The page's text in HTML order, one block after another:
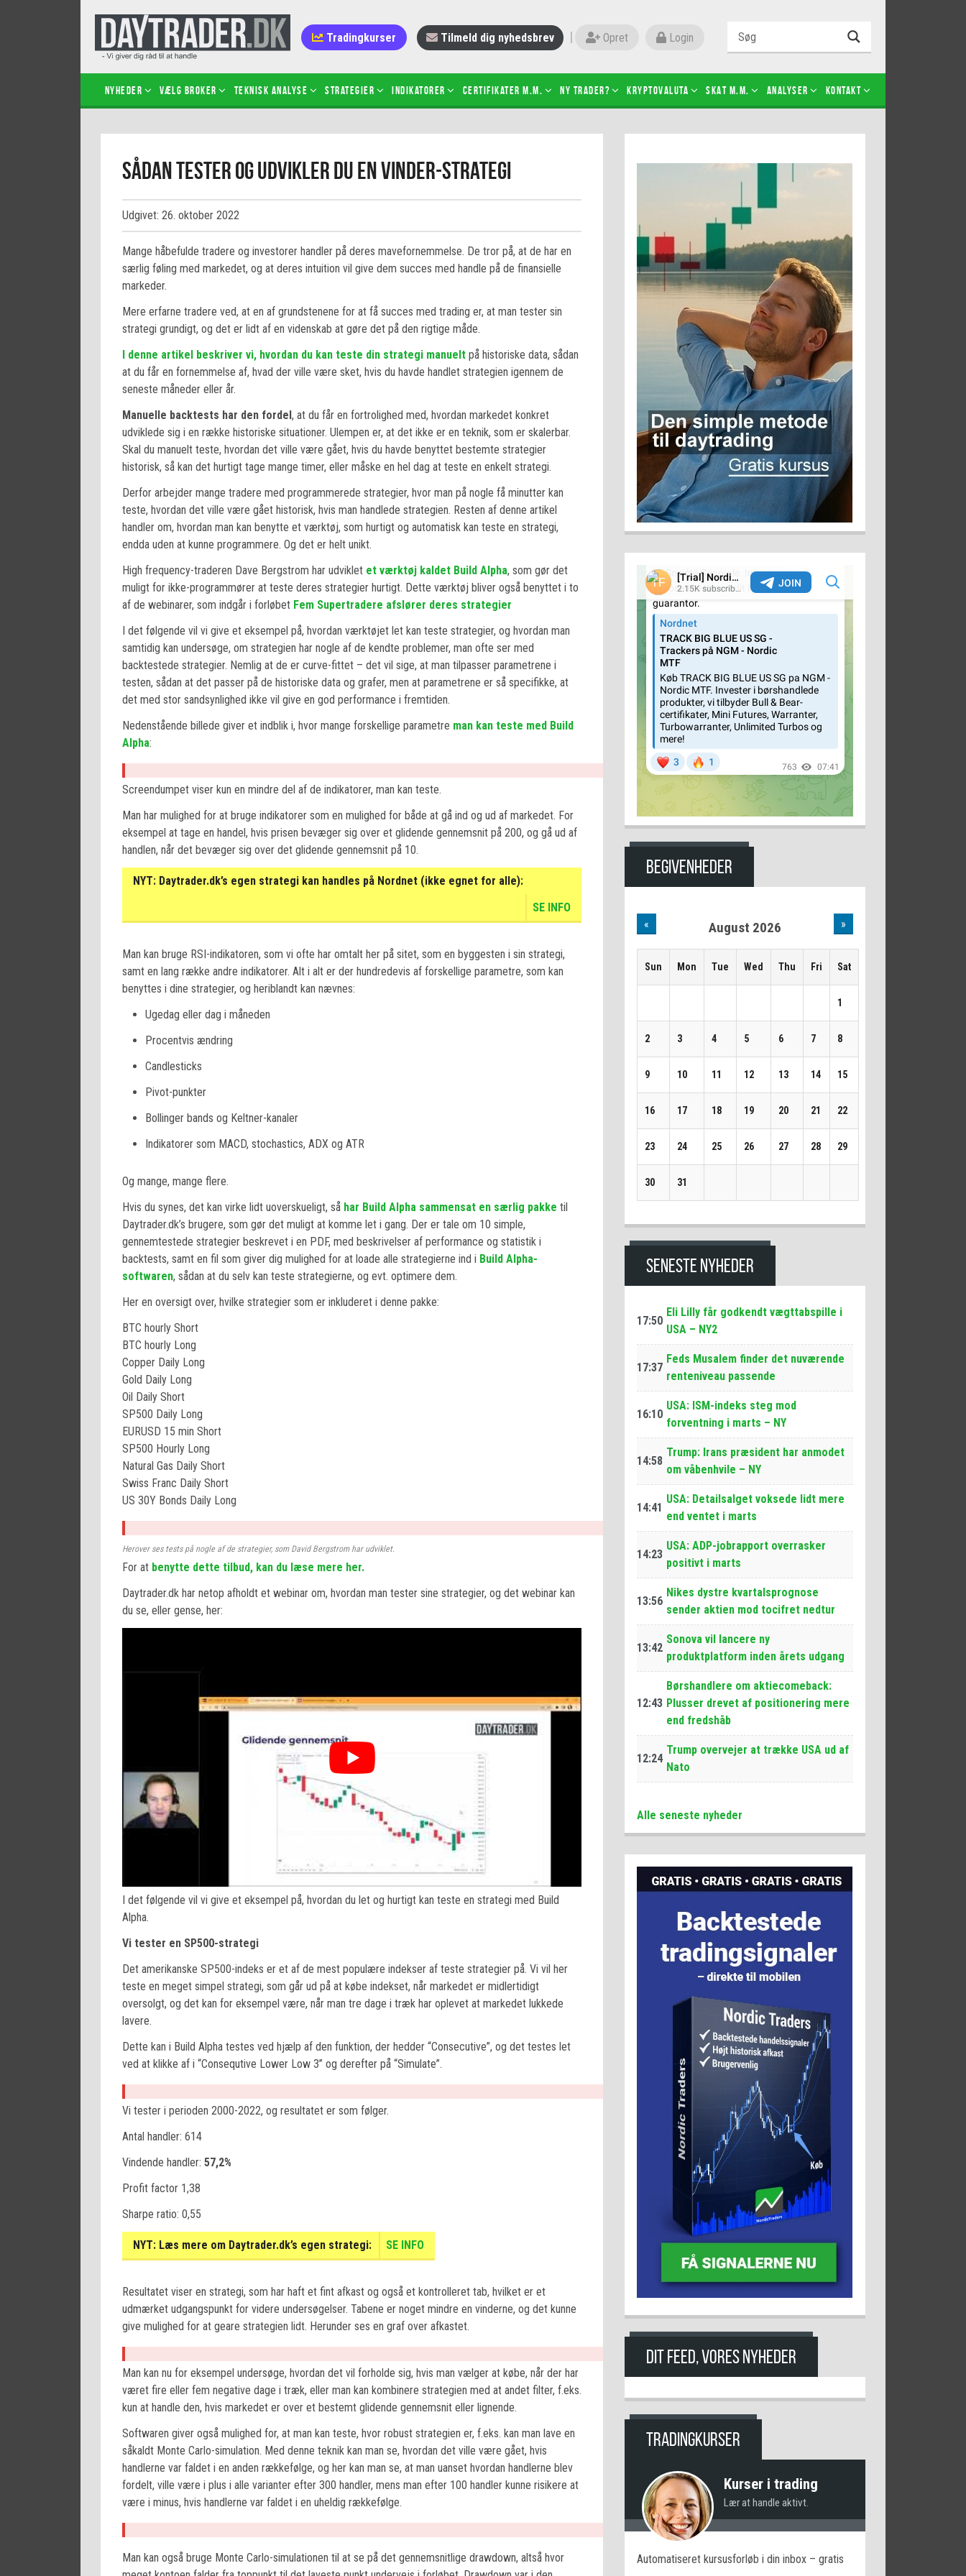
Tradingkurser Tilmeld dig nyhedsbrev Opret Login
Nyheder Vælg broker Teknisk analyse Strategier Indikatorer Certifikater m.m. Ny trader?
Kopiér de bedste tradere og
investorer
Sådan bruges stop-loss
Sådan fungerer BULL & BEAR-
certifikater
Det betyder de nye ESMA-regler
Gearing af aktier – hvad er det?
Futures-kontrakter
Kopier Jeppe Kirk Bonde
Kryptovaluta SKAT m.m. Analyser Kontakt
Sådan tester og udvikler du en vinder-strategi
Udgivet: 26. oktober 2022
Mange håbefulde tradere og investorer handler på deres mavefornemmelse. De tror på, at de har en
særlig føling med markedet, og at deres intuition vil give dem succes med handle på de finansielle
markeder.
Mere erfarne tradere ved, at en af grundstenene for at få succes med trading er, at man tester sin
strategi grundigt, og det er lidt af en videnskab at gøre det på den rigtige måde.
I denne artikel beskriver vi, hvordan du kan teste din strategi manuelt på historiske data, sådan
at du får en fornemmelse af, hvad der ville være sket, hvis du havde handlet strategien igennem de
seneste måneder eller år.
Manuelle backtests har den fordel , at du får en fortrolighed med, hvordan markedet konkret
udviklede sig i en række historiske situationer. Ulempen er, at det ikke er en teknik, som er skalerbar.
Skal du manuelt teste, hvordan det ville være gået, hvis du havde benyttet bestemte strategier
historisk, så kan det hurtigt tage mange timer, eller måske en hel dag at teste en enkelt strategi.
Derfor arbejder mange tradere med programmerede strategier, hvor man på nogle få minutter kan
teste, hvordan det ville være gået historisk, hvis man handlede strategien. Resten af denne artikel
handler om, hvordan man kan benytte et værktøj, som hurtigt og automatisk kan teste en strategi,
endda uden at kunne programmere. Og det er helt unikt.
High frequency-traderen Dave Bergstrom har udviklet et værktøj kaldet Build Alpha, som gør det
muligt for ikke-programmører at teste deres strategier hurtigt. Dette værktøj bliver også benyttet i to
af de webinarer, som indgår i forløbet Fem Supertradere afslører deres strategier
I det følgende vil vi give et eksempel på, hvordan værktøjet let kan teste strategier, og hvordan man
samtidig kan undersøge, om strategien har nogle af de kendte problemer, man ofte ser med
backtestede strategier. Nemlig at de er curve-fittet – det vil sige, at man tilpasser parametrene i
testen, sådan at det passer på de historiske data og grafer, men at parametrene er så specifikke, at
det med stor sandsynlighed ikke vil give en god performance i fremtiden.
Nedenstående billede giver et indblik i, hvor mange forskellige parametre man kan teste med Build
Alpha:
Screendumpet viser kun en mindre del af de indikatorer, man kan teste.
Man har mulighed for at bruge indikatorer som en mulighed for både at gå ind og ud af markedet. For
eksempel at tage en handel, hvis prisen bevæger sig over et glidende gennemsnit på 200, og gå ud af
handlen, når det bevæger sig over det glidende gennemsnit på 10.
NYT: Daytrader.dk’s egen strategi kan handles på Nordnet (ikke egnet for alle):
SE INFO
Man kan bruge RSI-indikatoren, som vi ofte har omtalt her på sitet, som en byggesten i sin strategi,
samt en lang række andre indikatorer. Alt i alt er der hundredevis af forskellige parametre, som kan
benyttes i dine strategier, og heriblandt kan nævnes:
Ugedag eller dag i måneden
Procentvis ændring
Candlesticks
Pivot-punkter
Bollinger bands og Keltner-kanaler
Indikatorer som MACD, stochastics, ADX og ATR
Og mange, mange flere.
Hvis du synes, det kan virke lidt uoverskueligt, så har Build Alpha sammensat en særlig pakke til
Daytrader.dk’s brugere, som gør det muligt at komme let i gang. Der er tale om 10 simple,
gennemtestede strategier beskrevet i en PDF, med beskrivelser af performance og statistik i
backtests, samt en fil som giver dig mulighed for at loade alle strategierne ind i Build Alpha-
softwaren, sådan at du selv kan teste strategierne, og evt. optimere dem.
Her en oversigt over, hvilke strategier som er inkluderet i denne pakke:
BTC hourly Short
BTC hourly Long
Copper Daily Long
Gold Daily Long
Oil Daily Short
SP500 Daily Long
EURUSD 15 min Short
SP500 Hourly Long
Natural Gas Daily Short
Swiss Franc Daily Short
US 30Y Bonds Daily Long
Herover ses tests på nogle af de strategier, som David Bergstrom har udviklet.
For at benytte dette tilbud, kan du læse mere her.
Daytrader.dk har netop afholdt et webinar om, hvordan man tester sine strategier, og det webinar kan
du se, eller gense, her:
I det følgende vil vi give et eksempel på, hvordan du let og hurtigt kan teste en strategi med Build
Alpha.
Vi tester en SP500-strategi
Det amerikanske SP500-indeks er et af de mest populære indekser af teste strategier på. Vi vil her
teste en meget simpel strategi, som går ud på at købe indekset, når markedet er midlertidigt
oversolgt, og det kan for eksempel være, når man tre dage i træk har oplevet at markedet lukkede
lavere.
Dette kan i Build Alpha testes ved hjælp af den funktion, der hedder “Consecutive”, og det testes let
ved at klikke af i “Consequtive Lower Low 3” og derefter på “Simulate”.
Vi tester i perioden 2000-2022, og resultatet er som følger.
Antal handler: 614
Vindende handler: 57,2%
Profit factor 1,38
Sharpe ratio: 0,55
NYT: Læs mere om Daytrader.dk’s egen strategi: SE INFO
Resultatet viser en strategi, som har haft et fint afkast og også et kontrolleret tab, hvilket er et
udmærket udgangspunkt for videre undersøgelser. Tabene er noget mindre en vinderne, og det kunne
give mulighed for at geare strategien lidt. Herunder ses en graf over afkastet.
Man kan nu for eksempel undersøge, hvordan det vil forholde sig, hvis man vælger at købe, når der har
været fire eller fem negative dage i træk, eller man kan kombinere strategien med at andet filter, f.eks.
kun at handle den, hvis markedet er over et bestemt glidende gennemsnit eller lignende.
Softwaren giver også mulighed for, at man kan teste, hvor robust strategien er, f.eks. kan man lave en
såkaldt Monte Carlo-simulation. Med denne teknik kan man se, hvordan det ville være gået, hvis
handlerne var faldet i en anden rækkefølge, og her kan man se, at man uanset hvordan handlerne blev
fordelt, ville være i plus i alle varianter efter 300 handler, mens man efter 100 handler kunne risikere at
være i minus, hvis handlerne var faldet i en uheldig rækkefølge.
Man kan også bruge Monte Carlo-simulationen til at se på det gennemsnitlige drawdown, altså hvor
BEGIVENHEDER
« August 2026 »
Sun Mon Tue Wed Thu Fri Sat
1
2 3 4 5 6 7 8
9 10 11 12 13 14 15
16 17 18 19 20 21 22
23 24 25 26 27 28 29
30 31
SENESTE NYHEDER
17:50
Eli Lilly får godkendt vægttabspille i
USA – NY2
17:37
Feds Musalem finder det nuværende
renteniveau passende
16:10
USA: ISM-indeks steg mod
forventning i marts – NY
14:58
Trump: Irans præsident har anmodet
om våbenhvile – NY
14:41
USA: Detailsalget voksede lidt mere
end ventet i marts
14:23
USA: ADP-jobrapport overrasker
positivt i marts
13:56
Nikes dystre kvartalsprognose
sender aktien mod tocifret nedtur
13:42
Sonova vil lancere ny
produktplatform inden årets udgang
12:43
Børshandlere om aktiecomeback:
Plusser drevet af positionering mere
end fredshåb
12:24
Trump overvejer at trække USA ud af
Nato
Alle seneste nyheder
DIT FEED, VORES NYHEDER
TRADINGKURSER
Kurser i trading
Lær at handle aktivt.
Automatiseret kursusforløb i din inbox – gratis